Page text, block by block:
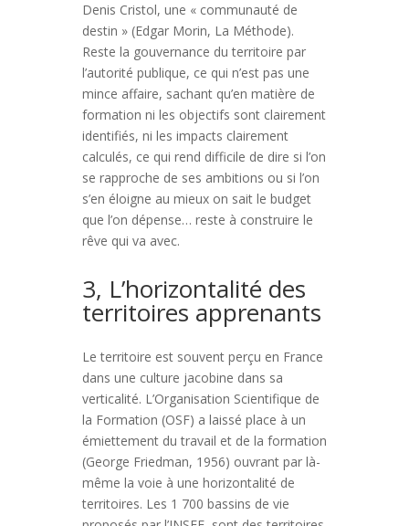
Denis Cristol, une « communauté de
destin » (Edgar Morin, La Méthode).
Reste la gouvernance du territoire par
l’autorité publique, ce qui n’est pas une
mince affaire, sachant qu’en matière de
formation ni les objectifs sont clairement
identifiés, ni les impacts clairement
calculés, ce qui rend difficile de dire si l’on
se rapproche de ses ambitions ou si l’on
s’en éloigne au mieux on sait le budget
que l’on dépense… reste à construire le
rêve qui va avec.
3, L’horizontalité des
territoires apprenants
Le territoire est souvent perçu en France
dans une culture jacobine dans sa
verticalité. L’Organisation Scientifique de
la Formation (OSF) a laissé place à un
émiettement du travail et de la formation
(George Friedman, 1956) ouvrant par là-
même la voie à une horizontalité de
territoires. Les 1 700 bassins de vie